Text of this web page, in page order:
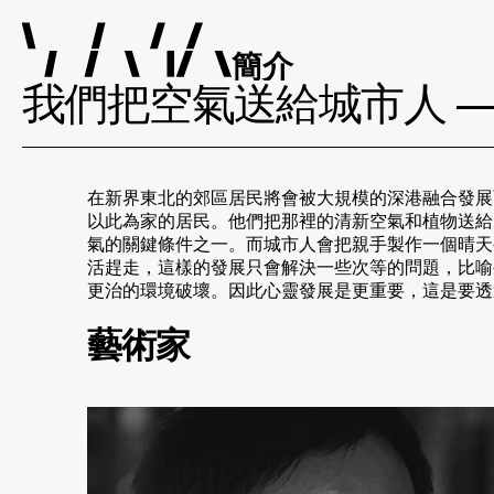
簡介
我們把空氣送給城市人
在新界東北的郊區居民將會被大規模的深港融合發
以此為家的居民。他們把那裡的清新空氣和植物送
氣的關鍵條件之一。而城市人會把親手製作一個晴
活趕走，這樣的發展只會解決一些次等的問題，比
更治的環境破壞。因此心靈發展是更重要，這是要
藝術家